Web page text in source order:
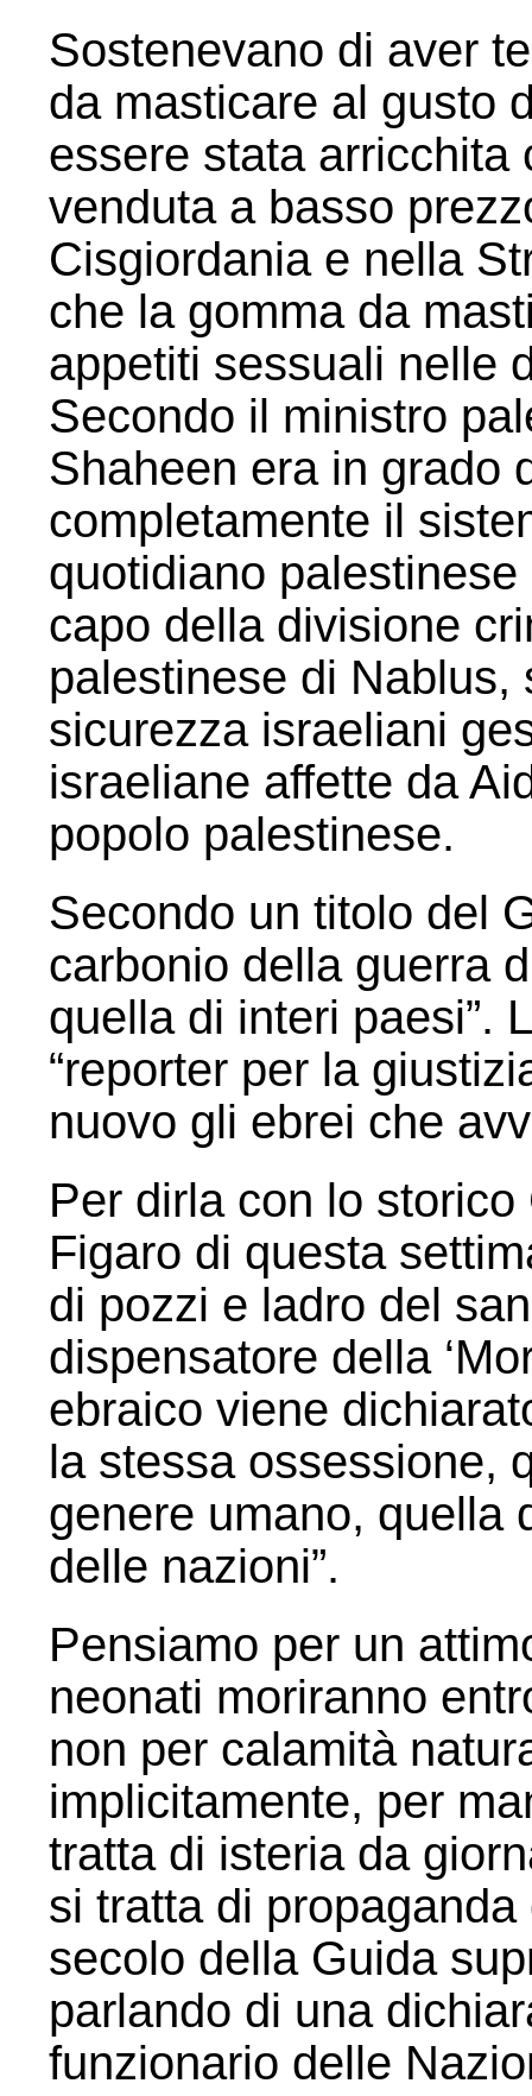
Sostenevano di aver
da masticare al gusto
essere stata arricchita
venduta a basso
Cisgiordania e nella
che la gomma da
appetiti sessuali nelle
Secondo il ministro
Shaheen era in grado
completamente il
quotidiano
capo della divisione
palestinese di
sicurezza israeliani
israeliane affette da
popolo palestinese.
Secondo un titolo del
carbonio della guerra
quella di interi paesi”.
“reporter per la
nuovo gli ebrei che
Per dirla con lo
Figaro di questa
di pozzi e ladro del
dispensatore della
ebraico viene
la stessa ossessione,
genere umano, quella
delle nazioni”.
Pensiamo per un
neonati moriranno
non per calamità
implicitamente, per
tratta di isteria da
si tratta di
secolo della Guida
parlando di una
funzionario delle